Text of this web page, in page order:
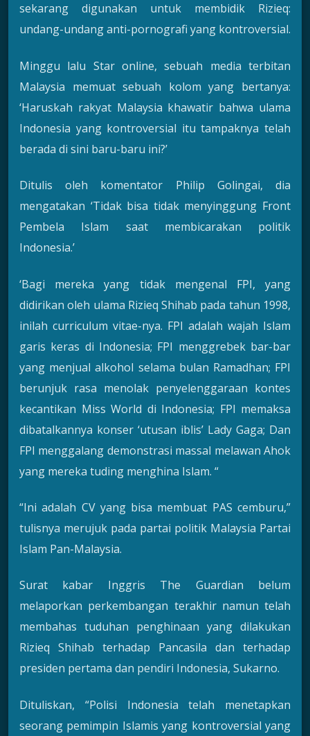
sekarang digunakan untuk membidik Rizieq:
undang-undang anti-pornografi yang kontroversial.
Minggu lalu Star online, sebuah media terbitan
Malaysia memuat sebuah kolom yang bertanya:
‘Haruskah rakyat Malaysia khawatir bahwa ulama
Indonesia yang kontroversial itu tampaknya telah
berada di sini baru-baru ini?’
Ditulis oleh komentator Philip Golingai, dia
mengatakan ‘Tidak bisa tidak menyinggung Front
Pembela Islam saat membicarakan politik
Indonesia.’
‘Bagi mereka yang tidak mengenal FPI, yang
didirikan oleh ulama Rizieq Shihab pada tahun 1998,
inilah curriculum vitae-nya. FPI adalah wajah Islam
garis keras di Indonesia; FPI menggrebek bar-bar
yang menjual alkohol selama bulan Ramadhan; FPI
berunjuk rasa menolak penyelenggaraan kontes
kecantikan Miss World di Indonesia; FPI memaksa
dibatalkannya konser ‘utusan iblis’ Lady Gaga; Dan
FPI menggalang demonstrasi massal melawan Ahok
yang mereka tuding menghina Islam. “
“Ini adalah CV yang bisa membuat PAS cemburu,”
tulisnya merujuk pada partai politik Malaysia Partai
Islam Pan-Malaysia.
Surat kabar Inggris The Guardian belum
melaporkan perkembangan terakhir namun telah
membahas tuduhan penghinaan yang dilakukan
Rizieq Shihab terhadap Pancasila dan terhadap
presiden pertama dan pendiri Indonesia, Sukarno.
Dituliskan, “Polisi Indonesia telah menetapkan
seorang pemimpin Islamis yang kontroversial yang